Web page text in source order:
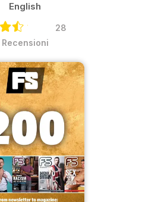
English
28
Recensioni